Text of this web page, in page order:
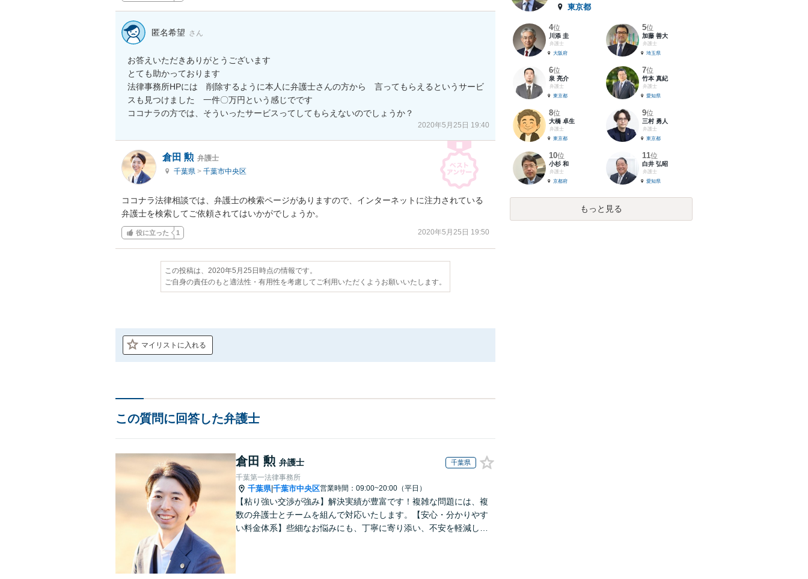
匿名希望 さん
お答えいただきありがとうございます
とても助かっております
法律事務所HPには　削除するように本人に弁護士さんの方から　言ってもらえるというサービ
スも見つけました　一件〇万円という感じでです
ココナラの方では、そういったサービスってしてもらえないのでしょうか？
2020年5月25日 19:40
倉田 勲 弁護士
千葉県 > 千葉市中央区
ココナラ法律相談では、弁護士の検索ページがありますので、インターネットに注力されている
弁護士を検索してご依頼されてはいかがでしょうか。
役に立った 1 2020年5月25日 19:50
この投稿は、2020年5月25日時点の情報です。
ご自身の責任のもと適法性・有用性を考慮してご利用いただくようお願いいたします。
マイリストに入れる
この質問に回答した弁護士
倉田 勲 弁護士 千葉県
千葉第一法律事務所
千葉県|千葉市中央区営業時間：09:00~20:00（平日）
【粘り強い交渉が強み】解決実績が豊富です！複雑な問題には、複
数の弁護士とチームを組んで対応いたします。【安心・分かりやす
い料金体系】些細なお悩みにも、丁寧に寄り添い、不安を軽減しま
東京都
4位
川添 圭
弁護士
大阪府
5位
加藤 善大
弁護士
埼玉県
6位
泉 亮介
弁護士
東京都
7位
竹本 真紀
弁護士
愛知県
8位
大橋 卓生
弁護士
東京都
9位
三村 勇人
弁護士
東京都
10位
小杉 和
弁護士
京都府
11位
白井 弘昭
弁護士
愛知県
もっと見る